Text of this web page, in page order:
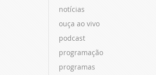
notícias
ouça ao vivo
podcast
programação
programas